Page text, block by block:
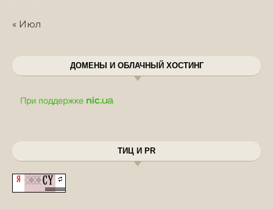
« Июл
ДОМЕНЫ И ОБЛАЧНЫЙ ХОСТИНГ
ТИЦ И PR